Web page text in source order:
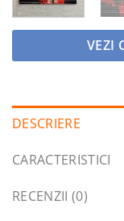
VEZI
DESCRIERE
CARACTERISTICI
RECENZII (0)